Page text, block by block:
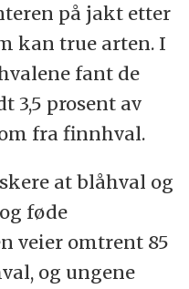
på jakt etter
kan true arten. I
fant de
3,5 prosent av
fra finnhval.
at blåhval og
føde
veier omtrent 85
og ungene